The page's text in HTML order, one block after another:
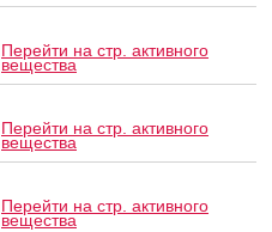
Перейти на стр. активного
вещества
Перейти на стр. активного
вещества
Перейти на стр. активного
вещества